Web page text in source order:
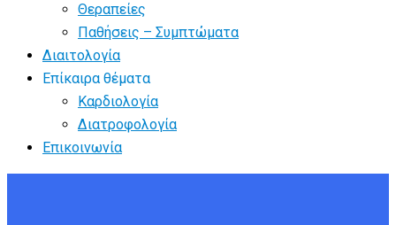
Θεραπείες
Παθήσεις – Συμπτώματα
Διαιτολογία
Επίκαιρα θέματα
Καρδιολογία
Διατροφολογία
Επικοινωνία